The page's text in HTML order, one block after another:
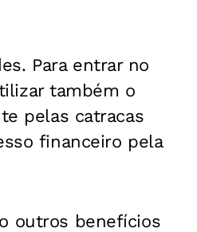
Para entrar no
também o
pelas catracas
financeiro pela
outros benefícios